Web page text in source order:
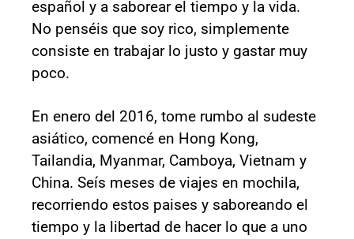
español y a saborear el tiempo y la vida.
No penséis que soy rico, simplemente
consiste en trabajar lo justo y gastar muy
poco.
En enero del 2016, tome rumbo al sudeste
asiático, comencé en Hong Kong,
Tailandia, Myanmar, Camboya, Vietnam y
China. Seís meses de viajes en mochila,
recorriendo estos paises y saboreando el
tiempo y la libertad de hacer lo que a uno